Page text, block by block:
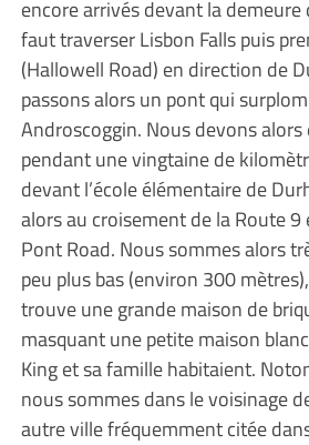
encore arrivés devant la demeure
faut traverser Lisbon Falls puis
(Hallowell Road) en direction de
passons alors un pont qui
Androscoggin. Nous devons
pendant une vingtaine de
devant l’école élémentaire de
alors au croisement de la Route
Pont Road. Nous sommes alors
peu plus bas (environ 300
trouve une grande maison de
masquant une petite maison
King et sa famille habitaient.
nous sommes dans le voisinage
autre ville fréquemment citée